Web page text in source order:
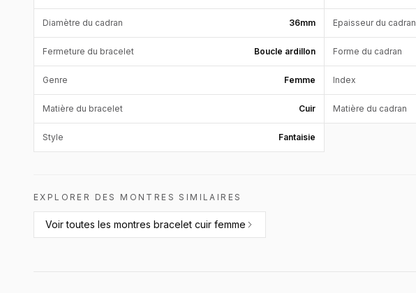
Diamètre du cadran 36mm Epaisseur du cadran
Fermeture du bracelet Boucle ardillon Forme du cadran
Genre Femme Index
Matière du bracelet Cuir Matière du cadran
Style Fantaisie
EXPLORER DES MONTRES SIMILAIRES
Voir toutes les montres bracelet cuir femme